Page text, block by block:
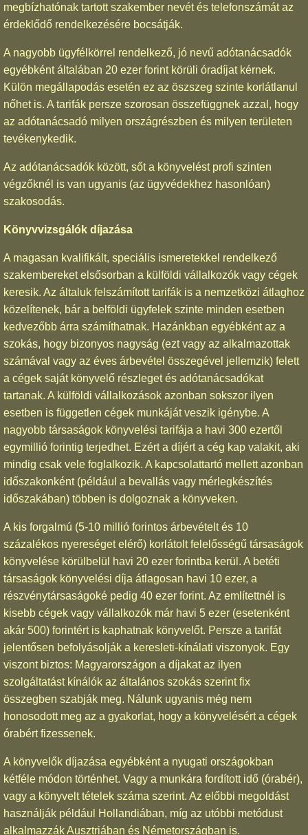
megbízhatónak tartott szakember nevét és telefonszámát az
érdeklődő rendelkezésére bocsátják.
A nagyobb ügyfélkörrel rendelkező, jó nevű adótanácsadók
egyébként általában 20 ezer forint körüli óradíjat kérnek.
Külön megállapodás esetén ez az öszszeg szinte korlátlanul
nőhet is. A tarifák persze szorosan összefüggnek azzal, hogy
az adótanácsadó milyen országrészben és milyen területen
tevékenykedik.
Az adótanácsadók között, sőt a könyvelést profi szinten
végzőknél is van ugyanis (az ügyvédekhez hasonlóan)
szakosodás.
Könyvvizsgálók díjazása
A magasan kvalifikált, speciális ismeretekkel rendelkező
szakembereket elsősorban a külföldi vállalkozók vagy cégek
keresik. Az általuk felszámított tarifák is a nemzetközi átlaghoz
közelítenek, bár a belföldi ügyfelek szinte minden esetben
kedvezőbb árra számíthatnak. Hazánkban egyébként az a
szokás, hogy bizonyos nagyság (ezt vagy az alkalmazottak
számával vagy az éves árbevétel összegével jellemzik) felett
a cégek saját könyvelő részleget és adótanácsadókat
tartanak. A külföldi vállalkozások azonban sokszor ilyen
esetben is független cégek munkáját veszik igénybe. A
nagyobb társaságok könyvelési tarifája a havi 300 ezertől
egymillió forintig terjedhet. Ezért a díjért a cég kap valakit, aki
mindig csak vele foglalkozik. A kapcsolattartó mellett azonban
időszakonként (például a bevallás vagy mérlegkészítés
időszakában) többen is dolgoznak a könyveken.
A kis forgalmú (5-10 millió forintos árbevételt és 10
százalékos nyereséget elérő) korlátolt felelősségű társaságok
könyvelése körülbelül havi 20 ezer forintba kerül. A betéti
társaságok könyvelési díja átlagosan havi 10 ezer, a
részvénytársaságoké pedig 40 ezer forint. Az említettnél is
kisebb cégek vagy vállalkozók már havi 5 ezer (esetenként
akár 500) forintért is kaphatnak könyvelőt. Persze a tarifát
jelentősen befolyásolják a keresleti-kínálati viszonyok. Egy
viszont biztos: Magyarországon a díjakat az ilyen
szolgáltatást kínálók az általános szokás szerint fix
összegben szabják meg. Nálunk ugyanis még nem
honosodott meg az a gyakorlat, hogy a könyvelésért a cégek
órabért fizessenek.
A könyvelők díjazása egyébként a nyugati országokban
kétféle módon történhet. Vagy a munkára fordított idő (órabér),
vagy a könyvelt tételek száma szerint. Az előbbi megoldást
használják például Hollandiában, míg az utóbbi metódust
alkalmazzák Ausztriában és Németországban is.